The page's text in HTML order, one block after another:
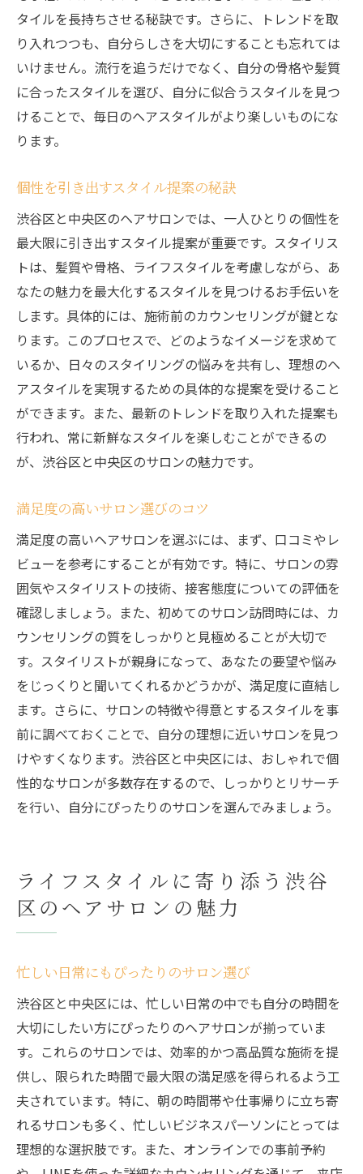
タイルを長持ちさせる秘訣です。さらに、トレンドを取
り入れつつも、自分らしさを大切にすることも忘れては
いけません。流行を追うだけでなく、自分の骨格や髪質
に合ったスタイルを選び、自分に似合うスタイルを見つ
けることで、毎日のヘアスタイルがより楽しいものにな
ります。
個性を引き出すスタイル提案の秘訣
渋谷区と中央区のヘアサロンでは、一人ひとりの個性を
最大限に引き出すスタイル提案が重要です。スタイリス
トは、髪質や骨格、ライフスタイルを考慮しながら、あ
なたの魅力を最大化するスタイルを見つけるお手伝いを
します。具体的には、施術前のカウンセリングが鍵とな
ります。このプロセスで、どのようなイメージを求めて
いるか、日々のスタイリングの悩みを共有し、理想のヘ
アスタイルを実現するための具体的な提案を受けること
ができます。また、最新のトレンドを取り入れた提案も
行われ、常に新鮮なスタイルを楽しむことができるの
が、渋谷区と中央区のサロンの魅力です。
満足度の高いサロン選びのコツ
満足度の高いヘアサロンを選ぶには、まず、口コミやレ
ビューを参考にすることが有効です。特に、サロンの雰
囲気やスタイリストの技術、接客態度についての評価を
確認しましょう。また、初めてのサロン訪問時には、カ
ウンセリングの質をしっかりと見極めることが大切で
す。スタイリストが親身になって、あなたの要望や悩み
をじっくりと聞いてくれるかどうかが、満足度に直結し
ます。さらに、サロンの特徴や得意とするスタイルを事
前に調べておくことで、自分の理想に近いサロンを見つ
けやすくなります。渋谷区と中央区には、おしゃれで個
性的なサロンが多数存在するので、しっかりとリサーチ
を行い、自分にぴったりのサロンを選んでみましょう。
ライフスタイルに寄り添う渋谷
区のヘアサロンの魅力
忙しい日常にもぴったりのサロン選び
渋谷区と中央区には、忙しい日常の中でも自分の時間を
大切にしたい方にぴったりのヘアサロンが揃っていま
す。これらのサロンでは、効率的かつ高品質な施術を提
供し、限られた時間で最大限の満足感を得られるよう工
夫されています。特に、朝の時間帯や仕事帰りに立ち寄
れるサロンも多く、忙しいビジネスパーソンにとっては
理想的な選択肢です。また、オンラインでの事前予約